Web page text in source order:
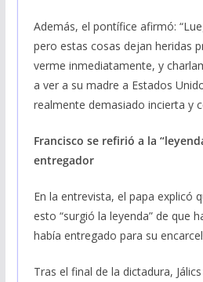
Además, el pontífice afirmó:
pero estas cosas dejan heridas
verme inmediatamente, y
a ver a su madre a Estados
realmente demasiado incierta y
Francisco se refirió a la
entregador
En la entrevista, el papa explicó
esto “surgió la leyenda” de que
había entregado para su
Tras el final de la dictadura,